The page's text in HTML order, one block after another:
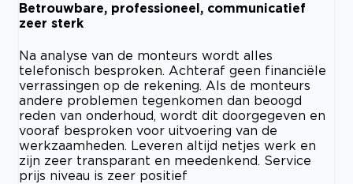
Betrouwbare, professioneel, communicatief
zeer sterk
Na analyse van de monteurs wordt alles
telefonisch besproken. Achteraf geen financiële
verrassingen op de rekening. Als de monteurs
andere problemen tegenkomen dan beoogd
reden van onderhoud, wordt dit doorgegeven en
vooraf besproken voor uitvoering van de
werkzaamheden. Leveren altijd netjes werk en
zijn zeer transparant en meedenkend. Service
prijs niveau is zeer positief